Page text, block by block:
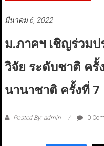
มีนาคม 6, 2022
ม.ภาคฯ เชิญร่วมป
วิจัย ระดับชาติ ครั้
นานาชาติ ครั้งที่ 7
Posted By: admin 0